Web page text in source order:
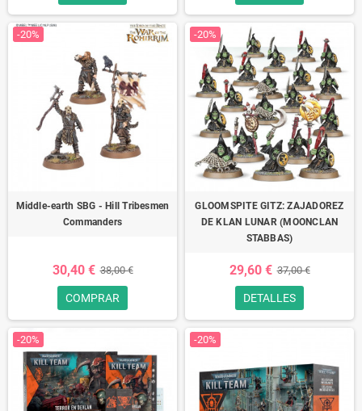
-20%
Middle-earth SBG - Hill Tribesmen
Commanders
30,40 € 38,00 €
COMPRAR
-20%
GLOOMSPITE GITZ: ZAJADOREZ
DE KLAN LUNAR (MOONCLAN
STABBAS)
29,60 € 37,00 €
DETALLES
-20% -20%